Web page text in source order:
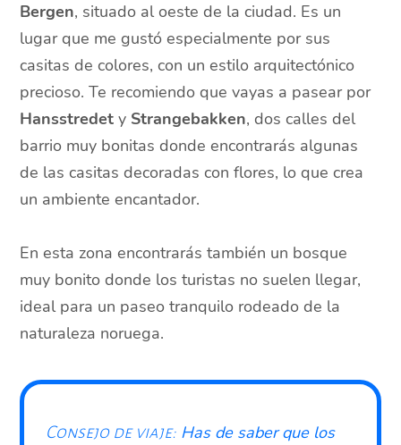
Bergen, situado al oeste de la ciudad. Es un
lugar que me gustó especialmente por sus
casitas de colores, con un estilo arquitectónico
precioso. Te recomiendo que vayas a pasear por
Hansstredet y Strangebakken, dos calles del
barrio muy bonitas donde encontrarás algunas
de las casitas decoradas con flores, lo que crea
un ambiente encantador.
En esta zona encontrarás también un bosque
muy bonito donde los turistas no suelen llegar,
ideal para un paseo tranquilo rodeado de la
naturaleza noruega.
Consejo de viaje: Has de saber que los